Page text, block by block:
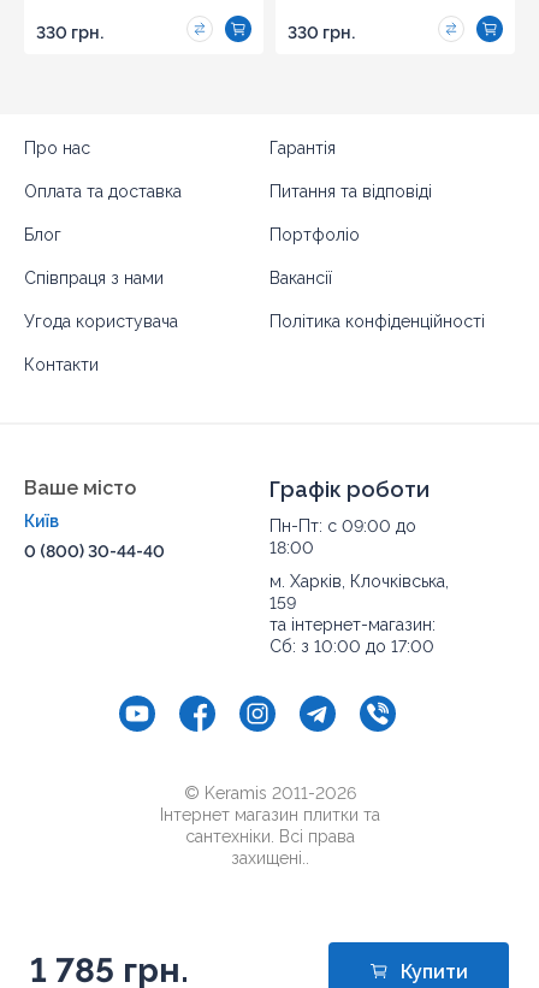
330 грн. 330 грн.
1 785 грн. Купити
Про нас Гарантія
Оплата та доставка Питання та відповіді
Блог Портфоліо
Співпраця з нами Вакансії
Угода користувача Політика конфіденційності
Контакти
Ваше місто
Київ
0 (800) 30-44-40
Графік роботи
Пн-Пт: с 09:00 до
18:00
м. Харків, Клочківська,
159
та інтернет-магазин:
Сб: з 10:00 до 17:00
© Keramis 2011-2026
Інтернет магазин плитки та
сантехніки. Всі права
захищені..